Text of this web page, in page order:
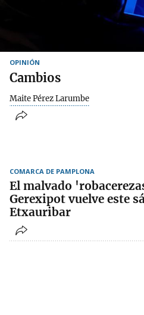
OPINIÓN
Cambios
Maite Pérez Larumbe
COMARCA DE PAMPLONA
El malvado
Gerexipot vuelve este
Etxauribar